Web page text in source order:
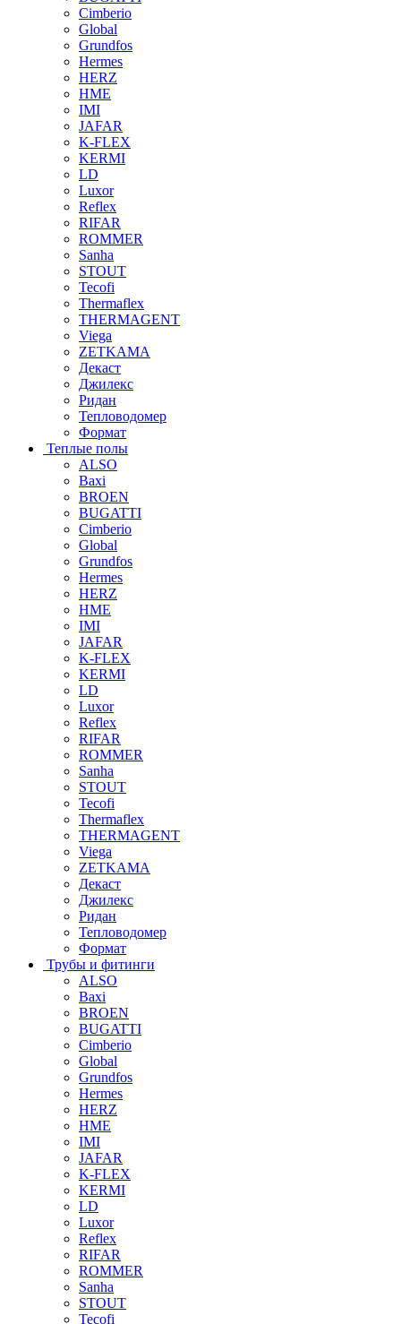
Cimberio
Global
Grundfos
Hermes
HERZ
HME
IMI
JAFAR
K-FLEX
KERMI
LD
Luxor
Reflex
RIFAR
ROMMER
Sanha
STOUT
Tecofi
Thermaflex
THERMAGENT
Viega
ZETKAMA
Декаст
Джилекс
Ридан
Тепловодомер
Формат
Теплые полы
ALSO
Baxi
BROEN
BUGATTI
Cimberio
Global
Grundfos
Hermes
HERZ
HME
IMI
JAFAR
K-FLEX
KERMI
LD
Luxor
Reflex
RIFAR
ROMMER
Sanha
STOUT
Tecofi
Thermaflex
THERMAGENT
Viega
ZETKAMA
Декаст
Джилекс
Ридан
Тепловодомер
Формат
Трубы и фитинги
ALSO
Baxi
BROEN
BUGATTI
Cimberio
Global
Grundfos
Hermes
HERZ
HME
IMI
JAFAR
K-FLEX
KERMI
LD
Luxor
Reflex
RIFAR
ROMMER
Sanha
STOUT
Tecofi